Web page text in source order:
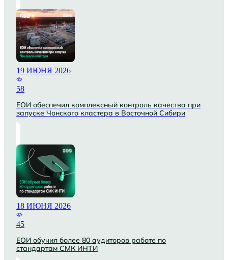
19 ИЮНЯ 2026
58
ЕОИ обеспечил комплексный контроль качества при
запуске Чонского кластера в Восточной Сибири
18 ИЮНЯ 2026
45
ЕОИ обучил более 80 аудиторов работе по
стандартам СМК ИНТИ